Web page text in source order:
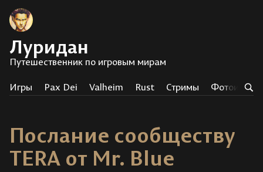
Луридан
Путешественник по игровым мирам
Игры Pax Dei Valheim Rust Стримы
Послание сообществу
TERA от Mr. Blue